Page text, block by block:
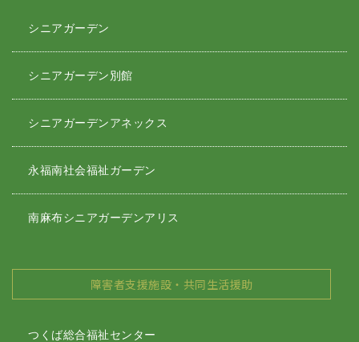
シニアガーデン
シニアガーデン別館
シニアガーデンアネックス
永福南社会福祉ガーデン
南麻布シニアガーデンアリス
障害者支援施設・共同生活援助
つくば総合福祉センター